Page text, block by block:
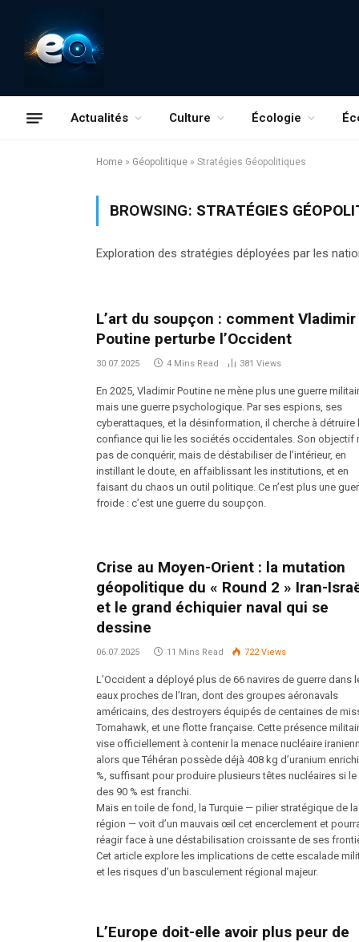
Actualités Culture Écologie
Home » Géopolitique » Stratégies Géopolitiques
BROWSING: STRATÉGIES
Exploration des stratégies déployées par les
L’art du soupçon : comment Vladimir
Poutine perturbe l’Occident
30.07.2025 4 Mins Read 381 Views
En 2025, Vladimir Poutine ne mène plus une guerre
mais une guerre psychologique. Par ses espions, ses
cyberattaques, et la désinformation, il cherche à détruire
confiance qui lie les sociétés occidentales. Son objectif
pas de conquérir, mais de déstabiliser de l’intérieur, en
instillant le doute, en affaiblissant les institutions, et en
faisant du chaos un outil politique. Ce n’est plus une
froide : c’est une guerre du soupçon.
Crise au Moyen-Orient : la mutation
géopolitique du « Round 2 » Iran-
et le grand échiquier naval qui se
dessine
06.07.2025 11 Mins Read 722Views
L’Occident a déployé plus de 66 navires de guerre dans
eaux proches de l’Iran, dont des groupes aéronavals
américains, des destroyers équipés de centaines de
Tomahawk, et une flotte française. Cette présence
vise officiellement à contenir la menace nucléaire
alors que Téhéran possède déjà 408 kg d’uranium
%, suffisant pour produire plusieurs têtes nucléaires si le
des 90 % est franchi.
Mais en toile de fond, la Turquie — pilier stratégique de la
région — voit d’un mauvais œil cet encerclement et
réagir face à une déstabilisation croissante de ses
Cet article explore les implications de cette escalade
et les risques d’un basculement régional majeur.
L’Europe doit-elle avoir plus peur de